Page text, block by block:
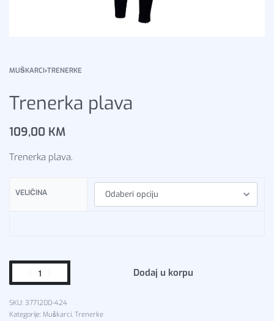
MUŠKARCI›TRENERKE
Trenerka plava
109,00 KM
Trenerka plava.
VELIČINA
Dodaj u korpu
3771200-424
Kategorije: Muškarci, Trenerke